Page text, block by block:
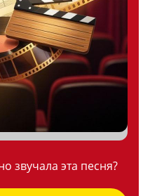
звучала эта песня?